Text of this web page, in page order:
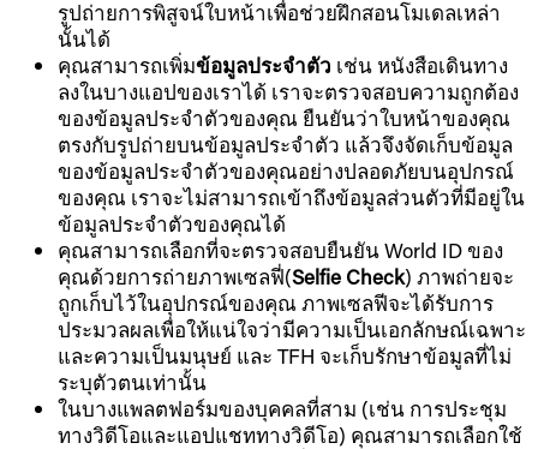
รูปถ่ายการพิสูจน์ใบหน้าเพื่อช่วยฝึกสอนโมเดลเหล่า
นั้นได้
คุณสามารถเพิ่มข้อมูลประจำตัว เช่น หนังสือเดินทาง
ลงในบางแอปของเราได้ เราจะตรวจสอบความถูกต้อง
ของข้อมูลประจำตัวของคุณ ยืนยันว่าใบหน้าของคุณ
ตรงกับรูปถ่ายบนข้อมูลประจำตัว แล้วจึงจัดเก็บข้อมูล
ของข้อมูลประจำตัวของคุณอย่างปลอดภัยบนอุปกรณ์
ของคุณ เราจะไม่สามารถเข้าถึงข้อมูลส่วนตัวที่มีอยู่ใน
ข้อมูลประจำตัวของคุณได้
คุณสามารถเลือกที่จะตรวจสอบยืนยัน World ID ของ
คุณด้วยการถ่ายภาพเซลฟี่(Selfie Check) ภาพถ่ายจะ
ถูกเก็บไว้ในอุปกรณ์ของคุณ ภาพเซลฟีจะได้รับการ
ประมวลผลเพื่อให้แน่ใจว่ามีความเป็นเอกลักษณ์เฉพาะ
และความเป็นมนุษย์ และ TFH จะเก็บรักษาข้อมูลที่ไม่
ระบุตัวตนเท่านั้น
ในบางแพลตฟอร์มของบุคคลที่สาม (เช่น การประชุม
ทางวิดีโอและแอปแชททางวิดีโอ) คุณสามารถเลือกใช้